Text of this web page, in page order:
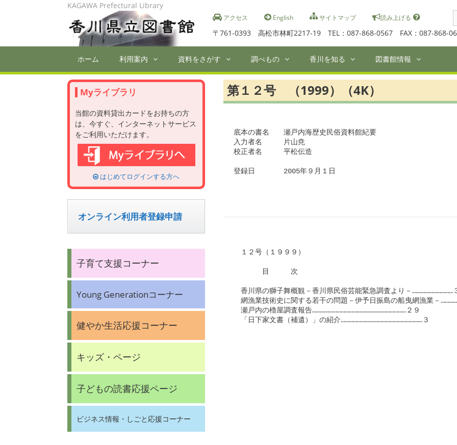
アクセス English サイトマップ 読み上げる
〒761-0393 高松市林町2217-19 TEL：087-868-0567 FAX：087-868-
KAGAWA Prefectural Library
ホーム 利用案内 資料をさがす 調べもの 香川を知る 図書館情報
第１２号 （1999）（4K）
底本の書名　　瀬戸内海歴史民俗資料館紀要
入力者名　　　片山尭
校正者名　　　平松伝造
登録日　　　　2005年９月１日
１２号（１９９９）
目　　　次
香川県の獅子舞概観－香川県民俗芸能緊急調査より－…………………………
網漁業技術史に関する若干の問題－伊予日振島の船曳網漁業－
瀬戸内の櫓屋調査報告……………………………………………………………２９
「日下家文書（補遺）」の紹介……………………………………………………３
Myライブラリ
当館の資料貸出カードをお持ちの方
は、今すぐ、インターネットサービス
をご利用いただけます。
はじめてログインする方へ
オンライン利用者登録申請
子育て支援コーナー
Young Generationコーナー
健やか生活応援コーナー
キッズ・ページ
子どもの読書応援ページ
ビジネス情報・しごと応援コーナー